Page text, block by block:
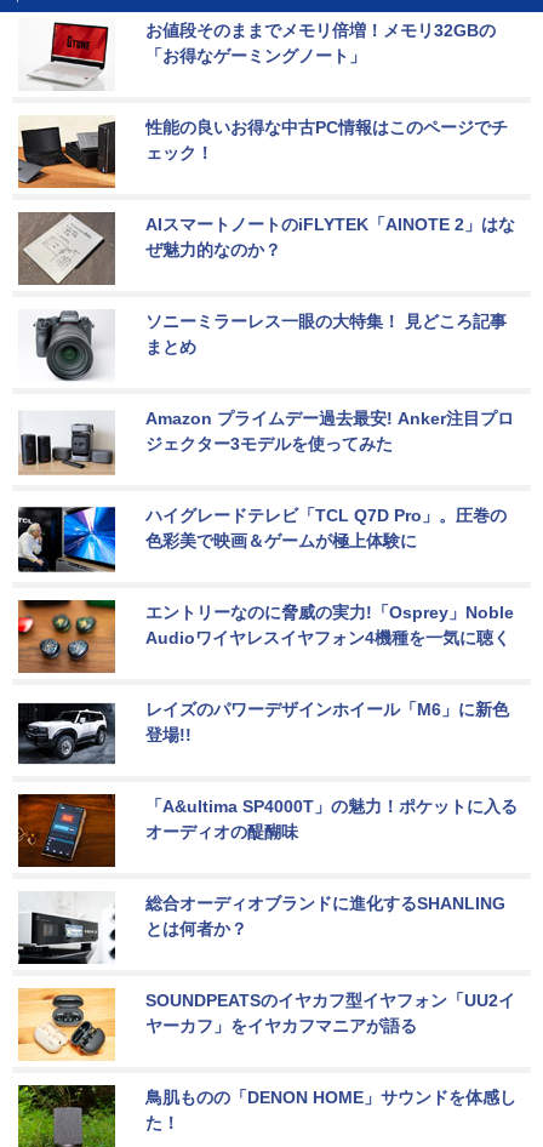
お値段そのままでメモリ倍増！メモリ32GBの
「お得なゲーミングノート」
性能の良いお得な中古PC情報はこのページでチ
ェック！
AIスマートノートのiFLYTEK「AINOTE 2」はな
ぜ魅力的なのか？
ソニーミラーレス一眼の大特集！ 見どころ記事
まとめ
Amazon プライムデー過去最安! Anker注目プロ
ジェクター3モデルを使ってみた
ハイグレードテレビ「TCL Q7D Pro」。圧巻の
色彩美で映画＆ゲームが極上体験に
エントリーなのに脅威の実力!「Osprey」Noble
Audioワイヤレスイヤフォン4機種を一気に聴く
レイズのパワーデザインホイール「M6」に新色
登場!!
「A&ultima SP4000T」の魅力！ポケットに入る
オーディオの醍醐味
総合オーディオブランドに進化するSHANLING
とは何者か？
SOUNDPEATSのイヤカフ型イヤフォン「UU2イ
ヤーカフ」をイヤカフマニアが語る
鳥肌ものの「DENON HOME」サウンドを体感し
た！